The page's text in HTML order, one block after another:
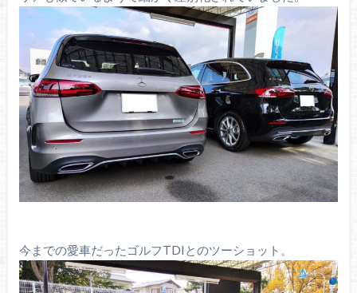
今までの愛車だったゴルフTDIとのツーショット。